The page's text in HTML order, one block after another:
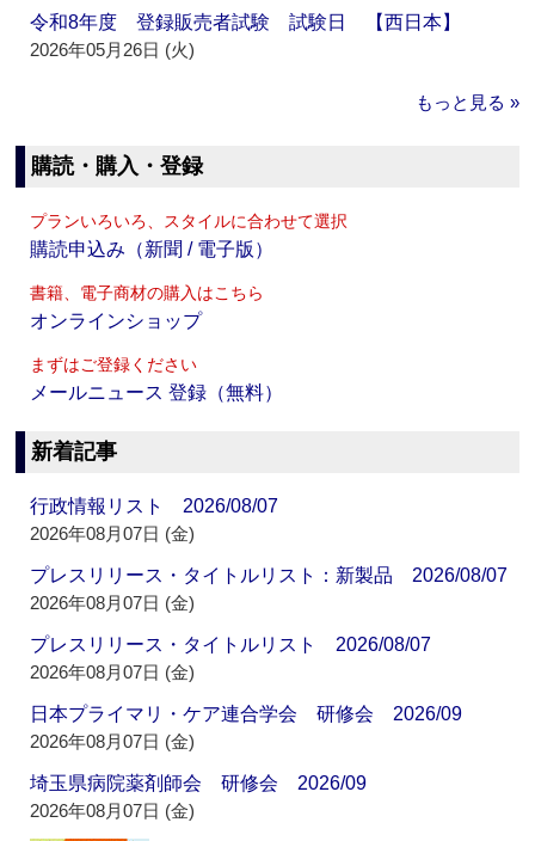
令和8年度 登録販売者試験 試験日 【西日本】
2026年05月26日 (火)
もっと見る »
購読・購入・登録
プランいろいろ、スタイルに合わせて選択
購読申込み（新聞 / 電子版）
書籍、電子商材の購入はこちら
オンラインショップ
まずはご登録ください
メールニュース 登録（無料）
新着記事
行政情報リスト 2026/08/07
2026年08月07日 (金)
プレスリリース・タイトルリスト：新製品 2026/08/07
2026年08月07日 (金)
プレスリリース・タイトルリスト 2026/08/07
2026年08月07日 (金)
日本プライマリ・ケア連合学会 研修会 2026/09
2026年08月07日 (金)
埼玉県病院薬剤師会 研修会 2026/09
2026年08月07日 (金)